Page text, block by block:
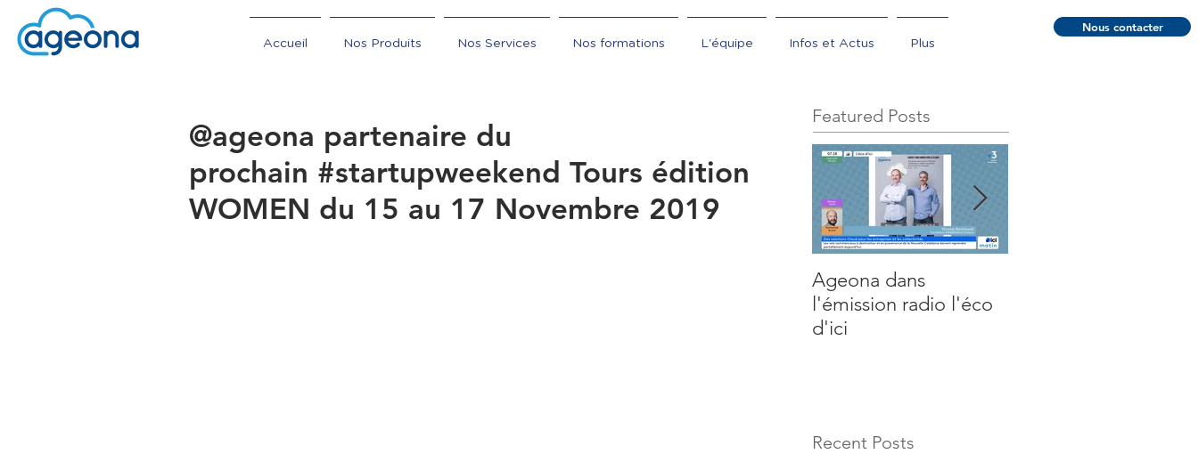
Accueil Nos Produits Nos Services Nos formations L'équipe Infos et Actus Plus
Nous contacter
@ageona partenaire du
prochain #startupweekend Tours édition
WOMEN du 15 au 17 Novembre 2019
Featured Posts
Ageona dans
l'émission radio l'éco
d'ici
Recent Posts